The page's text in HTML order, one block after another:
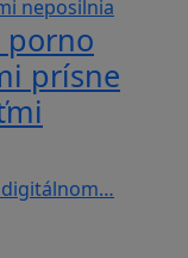
porno
prísne
digitálnom…